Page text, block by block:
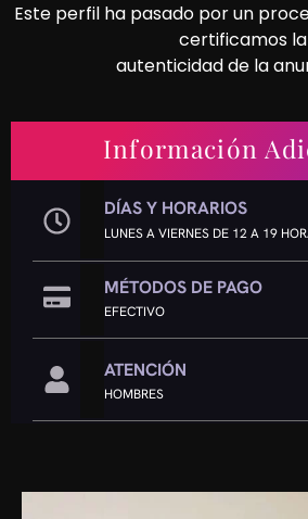
Este perfil ha pasado por un
certificamos la
autenticidad de la
Información
DÍAS Y HORARIOS
LUNES A VIERNES DE 12 A 19
MÉTODOS DE PAGO
EFECTIVO
ATENCIÓN
HOMBRES